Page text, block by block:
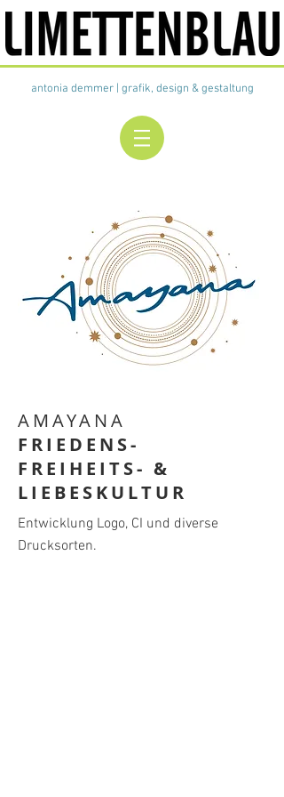
antonia demmer | grafik, design &gestaltung
AMAYANA
FRIEDENS-
FREIHEITS- &
LIEBESKULTUR
Entwicklung Logo, CI und diverse
Drucksorten.